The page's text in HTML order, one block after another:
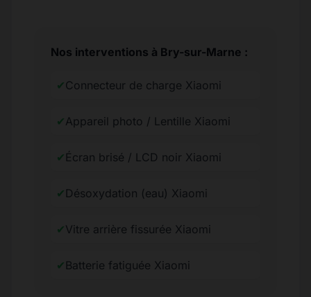
Nos interventions à Bry-sur-Marne :
✔Connecteur de charge Xiaomi
✔Appareil photo / Lentille Xiaomi
✔ Écran brisé / LCD noir Xiaomi
✔ Désoxydation (eau) Xiaomi
✔Vitre arrière fissurée Xiaomi
✔ Batterie fatiguée Xiaomi